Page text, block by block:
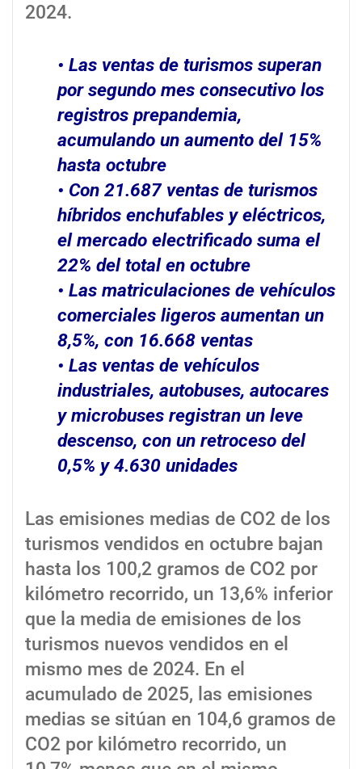
2024.
• Las ventas de turismos superan
por segundo mes consecutivo los
registros prepandemia,
acumulando un aumento del 15%
hasta octubre
• Con 21.687 ventas de turismos
híbridos enchufables y eléctricos,
el mercado electrificado suma el
22% del total en octubre
• Las matriculaciones de vehículos
comerciales ligeros aumentan un
8,5%, con 16.668 ventas
• Las ventas de vehículos
industriales, autobuses, autocares
y microbuses registran un leve
descenso, con un retroceso del
0,5% y 4.630 unidades
Las emisiones medias de CO2 de los
turismos vendidos en octubre bajan
hasta los 100,2 gramos de CO2 por
kilómetro recorrido, un 13,6% inferior
que la media de emisiones de los
turismos nuevos vendidos en el
mismo mes de 2024. En el
acumulado de 2025, las emisiones
medias se sitúan en 104,6 gramos de
CO2 por kilómetro recorrido, un